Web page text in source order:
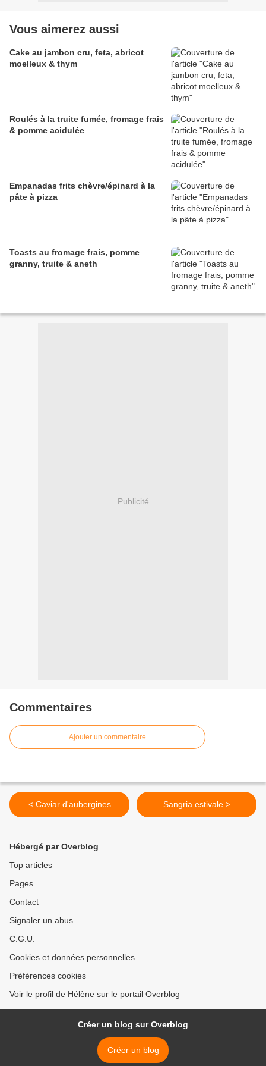
Vous aimerez aussi
Cake au jambon cru, feta, abricot
moelleux & thym
Roulés à la truite fumée, fromage frais
& pomme acidulée
Empanadas frits chèvre/épinard à la
pâte à pizza
Toasts au fromage frais, pomme
granny, truite & aneth
Publicité
Commentaires
Ajouter un commentaire
< Caviar d'aubergines Sangria estivale >
Hébergé par Overblog
Top articles
Pages
Contact
Signaler un abus
C.G.U.
Cookies et données personnelles
Préférences cookies
Voir le profil de Hélène sur le portail Overblog
Créer un blog sur Overblog
Créer un blog